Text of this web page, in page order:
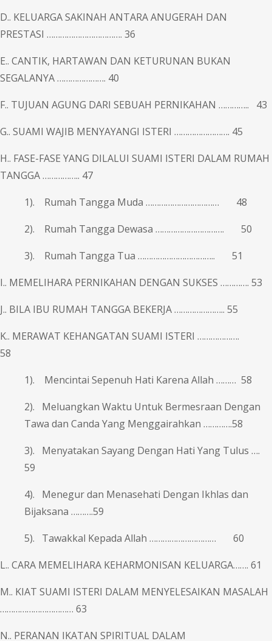
D.. KELUARGA SAKINAH ANTARA ANUGERAH DAN
PRESTASI ……………………………. 36
E.. CANTIK, HARTAWAN DAN KETURUNAN BUKAN
SEGALANYA …………………. 40
F.. TUJUAN AGUNG DARI SEBUAH PERNIKAHAN ………….. 43
G.. SUAMI WAJIB MENYAYANGI ISTERI ……………………. 45
H.. FASE-FASE YANG DILALUI SUAMI ISTERI DALAM RUMAH
TANGGA …………….. 47
1). Rumah Tangga Muda …………………………… 48
2). Rumah Tangga Dewasa …………………………. 50
3). Rumah Tangga Tua …………………………….. 51
I.. MEMELIHARA PERNIKAHAN DENGAN SUKSES …………. 53
J.. BILA IBU RUMAH TANGGA BEKERJA ………………….. 55
K.. MERAWAT KEHANGATAN SUAMI ISTERI ……………….
58
1). Mencintai Sepenuh Hati Karena Allah ……… 58
2). Meluangkan Waktu Untuk Bermesraan Dengan
Tawa dan Canda Yang Menggairahkan ………….58
3). Menyatakan Sayang Dengan Hati Yang Tulus ….
59
4). Menegur dan Menasehati Dengan Ikhlas dan
Bijaksana ……….59
5). Tawakkal Kepada Allah ………………………… 60
L.. CARA MEMELIHARA KEHARMONISAN KELUARGA……. 61
M.. KIAT SUAMI ISTERI DALAM MENYELESAIKAN MASALAH
…………………………… 63
N.. PERANAN IKATAN SPIRITUAL DALAM